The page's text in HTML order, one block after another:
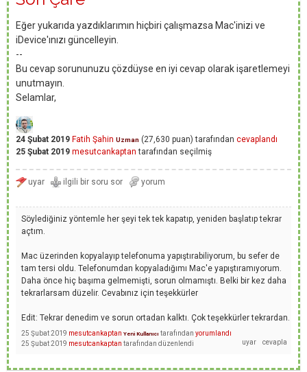
Eğer yukarıda yazdıklarımın hiçbiri çalışmazsa Mac'inizi ve
iDevice'ınızı güncelleyin.
--
Bu cevap sorununuzu çözdüyse en iyi cevap olarak işaretlemeyi
unutmayın.
Selamlar,
24 Şubat 2019 Fatih Şahin Uzman (27,630 puan) tarafından cevaplandı
25 Şubat 2019 mesutcankaptan tarafından seçilmiş
Söylediğiniz yöntemle her şeyi tek tek kapatıp, yeniden başlatıp tekrar
açtım.
Mac üzerinden kopyalayıp telefonuma yapıştırabiliyorum, bu sefer de
tam tersi oldu. Telefonumdan kopyaladığımı Mac'e yapıştıramıyorum.
Daha önce hiç başıma gelmemişti, sorun olmamıştı. Belki bir kez daha
tekrarlarsam düzelir. Cevabınız için teşekkürler
Edit: Tekrar denedim ve sorun ortadan kalktı. Çok teşekkürler tekrardan.
25 Şubat 2019 mesutcankaptan Yeni Kullanıcı tarafından yorumlandı
25 Şubat 2019 mesutcankaptan tarafından düzenlendi